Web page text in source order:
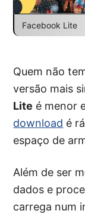
Facebook Lite
Quem não
versão mais
Lite é menor
download é
espaço de
Além de ser
dados e
carrega num